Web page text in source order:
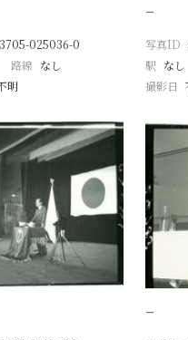
3705-025036-0
路線 なし
明
−
写真ID
駅 なし
撮影日
−